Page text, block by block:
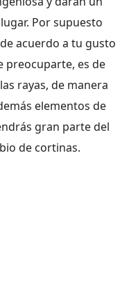
Por supuesto
acuerdo a tu gusto
preocuparte, es de
rayas, de manera
elementos de
gran parte del
de cortinas.